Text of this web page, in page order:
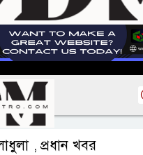
, প্রধান খবর